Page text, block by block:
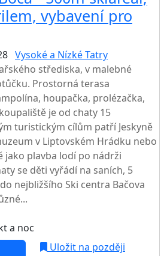
vybavení pro
Vysoké a Nízké Tatry
střediska, v malebné
Prostorná terasa
houpačka, prolézačka,
je od chaty 15
turistickým cílům patří Jeskyně
v Liptovském Hrádku nebo
jako plavba lodí po nádrži
se děti vyřádí na saních, 5
nejbližšího Ski centra Bačova
a noc
Uložit na později